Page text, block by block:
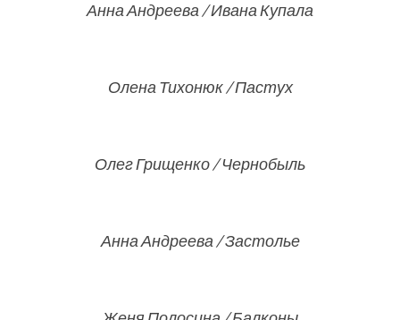
Анна Андреева / Ивана Купала
Олена Тихонюк / Пастух
Олег Грищенко / Чернобыль
Анна Андреева / Застолье